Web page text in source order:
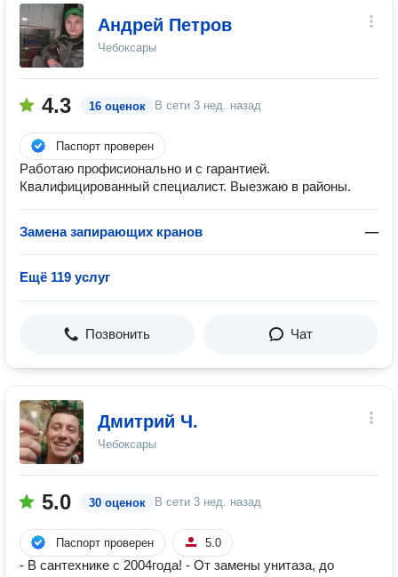
Андрей Петров
Чебоксары
4.3 16 оценок В сети 3 нед. назад
Паспорт проверен
Работаю профисионально и с гарантией.
Квалифицированный специалист. Выезжаю в районы.
Замена запирающих кранов —
Ещё 119 услуг
Позвонить Чат
Дмитрий Ч.
Чебоксары
5.0 30 оценок В сети 3 нед. назад
Паспорт проверен 5.0
- В сантехнике с 2004года! - От замены унитаза, до